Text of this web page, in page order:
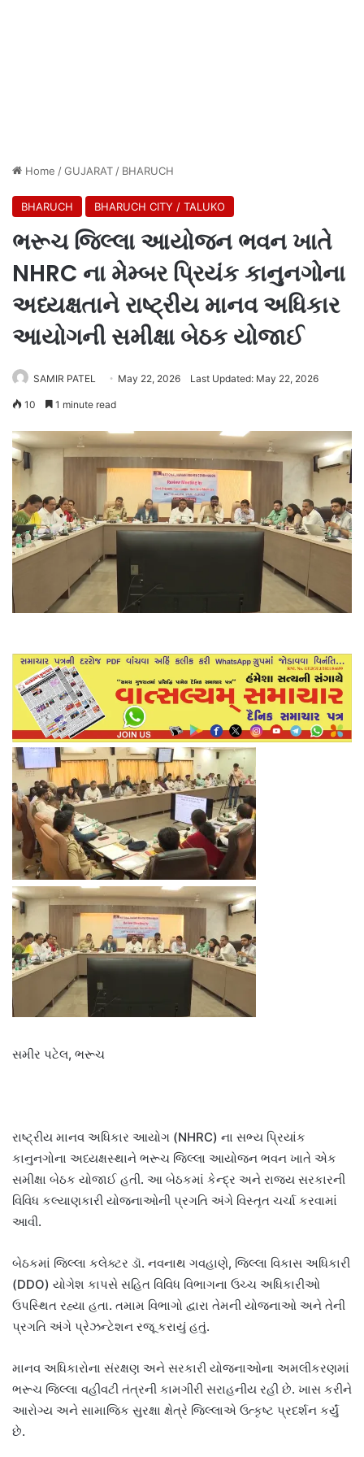
Home /GUJARAT / BHARUCH
BHARUCH BHARUCH CITY / TALUKO
ભરૂચ જિલ્લા આયોજન ભવન ખાતે
NHRC ના મેમ્બર પ્રિયંક કાનુનગોના
અધ્યક્ષતાને રાષ્ટ્રીય માનવ અધિકાર
આયોગની સમીક્ષા બેઠક યોજાઈ
SAMIR PATEL May 22, 2026 Last Updated: May 22, 2026
10 1 minute read
સમીર પટેલ, ભરૂચ
રાષ્ટ્રીય માનવ અધિકાર આયોગ (NHRC) ના સભ્ય પ્રિયાંક
કાનુનગોના અધ્યક્ષસ્થાને ભરૂચ જિલ્લા આયોજન ભવન ખાતે એક
સમીક્ષા બેઠક યોજાઈ હતી. આ બેઠકમાં કેન્દ્ર અને રાજ્ય સરકારની
વિવિધ કલ્યાણકારી યોજનાઓની પ્રગતિ અંગે વિસ્તૃત ચર્ચા કરવામાં
આવી.
બેઠકમાં જિલ્લા કલેક્ટર ડૉ. નવનાથ ગવહાણે, જિલ્લા વિકાસ અધિકારી
(DDO) યોગેશ કાપસે સહિત વિવિધ વિભાગના ઉચ્ચ અધિકારીઓ
ઉપસ્થિત રહ્યા હતા. તમામ વિભાગો દ્વારા તેમની યોજનાઓ અને તેની
પ્રગતિ અંગે પ્રેઝન્ટેશન રજૂ કરાયું હતું.
માનવ અધિકારોના સંરક્ષણ અને સરકારી યોજનાઓના અમલીકરણમાં
ભરૂચ જિલ્લા વહીવટી તંત્રની કામગીરી સરાહનીય રહી છે. ખાસ કરીને
આરોગ્ય અને સામાજિક સુરક્ષા ક્ષેત્રે જિલ્લાએ ઉત્કૃષ્ટ પ્રદર્શન કર્યું
છે.